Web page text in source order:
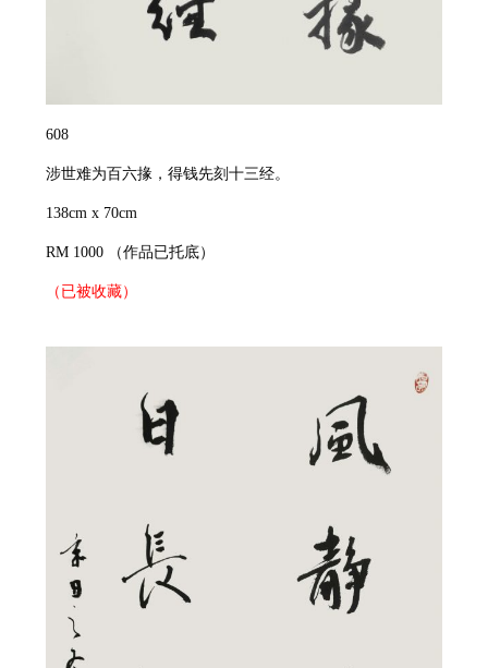
608
涉世难为百六掾，得钱先刻十三经。
138cm x 70cm
RM 1000 （作品已托底）
（已被收藏）